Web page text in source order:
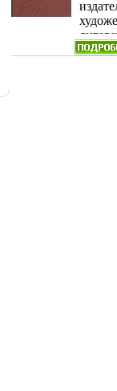
переплет,
экз